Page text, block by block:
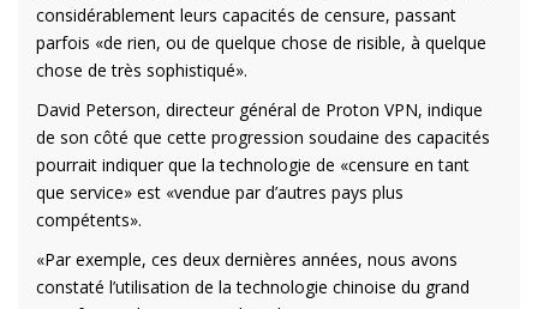
considérablement leurs capacités de censure, passant
parfois «de rien, ou de quelque chose de risible, à quelque
chose de très sophistiqué».
David Peterson, directeur général de Proton VPN, indique
de son côté que cette progression soudaine des capacités
pourrait indiquer que la technologie de «censure en tant
que service» est «vendue par d’autres pays plus
compétents».
«Par exemple, ces deux dernières années, nous avons
constaté l’utilisation de la technologie chinoise du grand